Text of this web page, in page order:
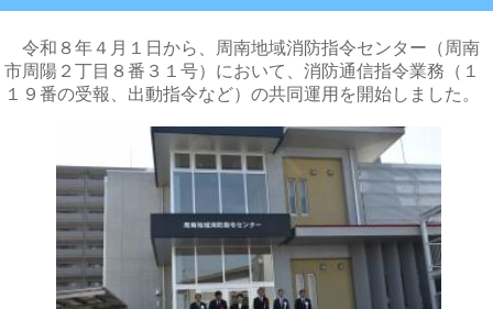
令和８年４月１日から、周南地域消防指令センター（周南
市周陽２丁目８番３１号）において、消防通信指令業務（１
１９番の受報、出動指令など）の共同運用を開始しました。